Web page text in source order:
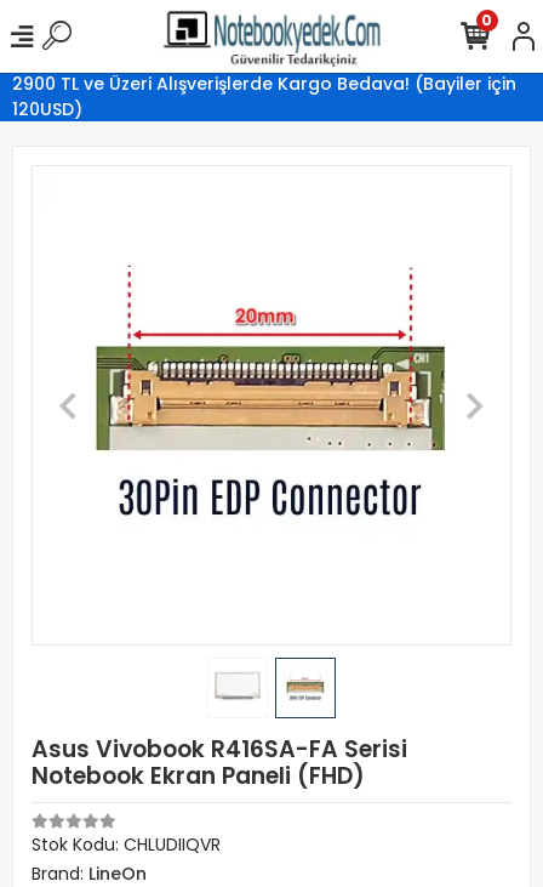
2900 TL ve Üzeri Alışverişlerde Kargo Bedava! (Bayiler için
120USD)
0
Asus Vivobook R416SA-FA Serisi
Notebook Ekran Paneli (FHD)
Stok Kodu: CHLUDIIQVR
Brand: LineOn